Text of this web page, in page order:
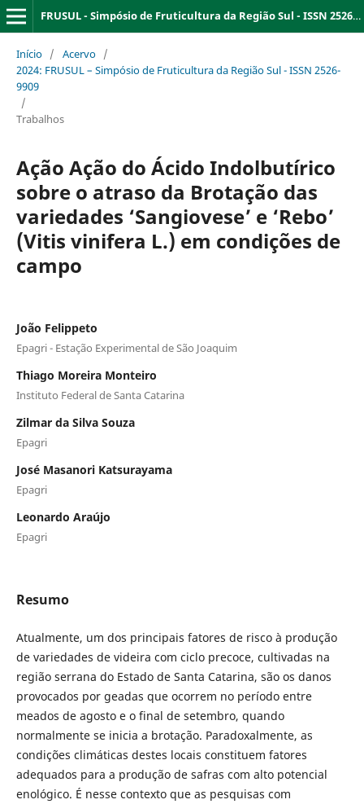
FRUSUL - Simpósio de Fruticultura da Região Sul - ISSN 2526-9909
Início / Acervo /
2024: FRUSUL – Simpósio de Fruticultura da Região Sul - ISSN 2526-
9909
/
Trabalhos
Ação Ação do Ácido Indolbutírico
sobre o atraso da Brotação das
variedades ‘Sangiovese’ e ‘Rebo’
(Vitis vinifera L.) em condições de
campo
João Felippeto
Epagri - Estação Experimental de São Joaquim
Thiago Moreira Monteiro
Instituto Federal de Santa Catarina
Zilmar da Silva Souza
Epagri
José Masanori Katsurayama
Epagri
Leonardo Araújo
Epagri
Resumo
Atualmente, um dos principais fatores de risco à produção
de variedades de videira com ciclo precoce, cultivadas na
região serrana do Estado de Santa Catarina, são os danos
provocados por geadas que ocorrem no período entre
meados de agosto e o final de setembro, quando
normalmente se inicia a brotação. Paradoxalmente, as
condições climáticas destes locais constituem fatores
adequados para a produção de safras com alto potencial
enológico. É nesse contexto que as pesquisas com